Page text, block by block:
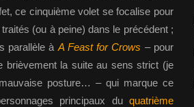
ce cinquième volet se focalise pour
(ou à peine) dans le précédent ;
parallèle à A Feast for Crows – pour
brièvement la suite au sens strict (je
posture… – qui marque ce
principaux du quatrième